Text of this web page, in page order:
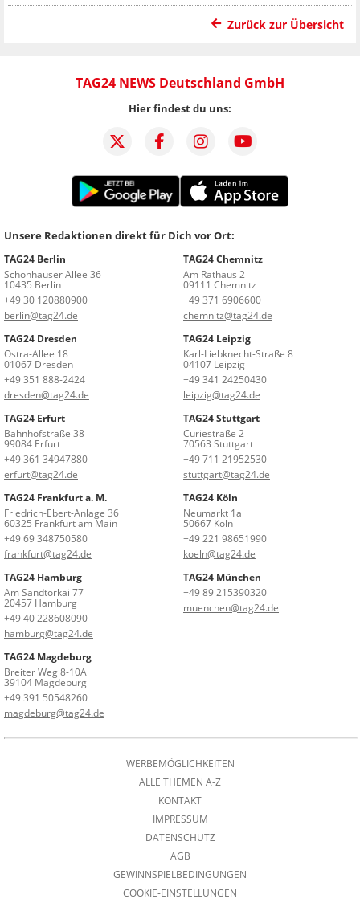
Zurück zur Übersicht
TAG24 NEWS Deutschland GmbH
Hier findest du uns:
Unsere Redaktionen direkt für Dich vor Ort:
TAG24 Berlin
Schönhauser Allee 36
10435 Berlin
+49 30 120880900
berlin@tag24.de
TAG24 Chemnitz
Am Rathaus 2
09111 Chemnitz
+49 371 6906600
chemnitz@tag24.de
TAG24 Dresden
Ostra-Allee 18
01067 Dresden
+49 351 888-2424
dresden@tag24.de
TAG24 Leipzig
Karl-Liebknecht-Straße 8
04107 Leipzig
+49 341 24250430
leipzig@tag24.de
TAG24 Erfurt
Bahnhofstraße 38
99084 Erfurt
+49 361 34947880
erfurt@tag24.de
TAG24 Stuttgart
Curiestraße 2
70563 Stuttgart
+49 711 21952530
stuttgart@tag24.de
TAG24 Frankfurt a. M.
Friedrich-Ebert-Anlage 36
60325 Frankfurt am Main
+49 69 348750580
frankfurt@tag24.de
TAG24 Köln
Neumarkt 1a
50667 Köln
+49 221 98651990
koeln@tag24.de
TAG24 Hamburg
Am Sandtorkai 77
20457 Hamburg
+49 40 228608090
hamburg@tag24.de
TAG24 München
+49 89 215390320
muenchen@tag24.de
TAG24 Magdeburg
Breiter Weg 8-10A
39104 Magdeburg
+49 391 50548260
magdeburg@tag24.de
WERBEMÖGLICHKEITEN
ALLE THEMEN A-Z
KONTAKT
IMPRESSUM
DATENSCHUTZ
AGB
GEWINNSPIELBEDINGUNGEN
COOKIE-EINSTELLUNGEN